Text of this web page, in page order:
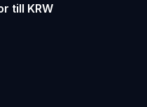
till KRW